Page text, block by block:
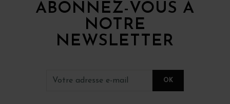
ABONNEZ-VOUS À
NOTRE
NEWSLETTER